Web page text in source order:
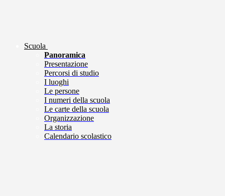
Scuola
Panoramica
Presentazione
Percorsi di studio
I luoghi
Le persone
I numeri della scuola
Le carte della scuola
Organizzazione
La storia
Calendario scolastico